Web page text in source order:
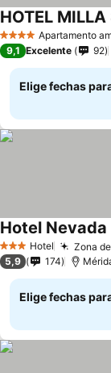
4 EstrellasApartamento
HOTEL
9,1 Excelente 92
Elige fechas
3 Estrellas
Hotel Zona
Hotel Nevada
5,9 174
Elige fechas